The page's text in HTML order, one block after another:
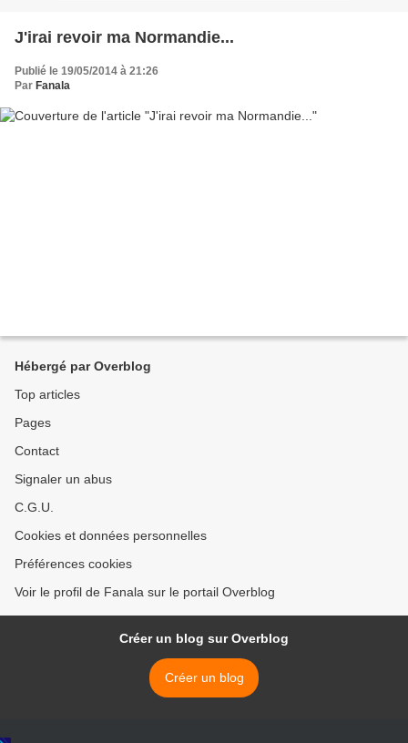
J'irai revoir ma Normandie...
Publié le 19/05/2014 à 21:26
Par Fanala
Hébergé par Overblog
Top articles
Pages
Contact
Signaler un abus
C.G.U.
Cookies et données personnelles
Préférences cookies
Voir le profil de Fanala sur le portail Overblog
Créer un blog sur Overblog
Créer un blog